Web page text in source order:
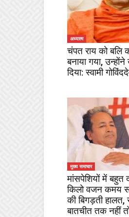
अध्यात्म
चंपत राय को बलि
बनाया गया,
दिया: स्वामी
मुख्य समाचार
मांसपेशियों में बहुत
किलो वजन कमय
की बिगड़ती
बातचीत तक नहीं